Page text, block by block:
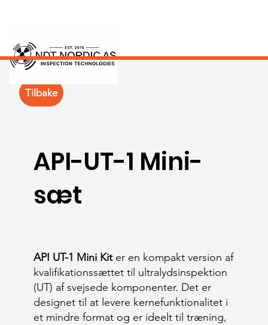
API-UT-1 Mini-
sæt
API UT-1 Mini Kiter en kompakt version af
kvalifikationssættet til ultralydsinspektion
(UT) af svejsede komponenter. Det er
designet til at levere kernefunktionalitet i
et mindre format og er ideelt til træning,
Tilbake